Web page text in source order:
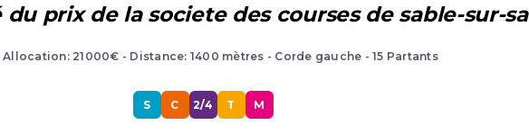
prix de la societe des courses de sable-sur-
Allocation: 21000€ - Distance: 1400 mètres - Corde gauche - 15 Partants
S C 2/4 T M